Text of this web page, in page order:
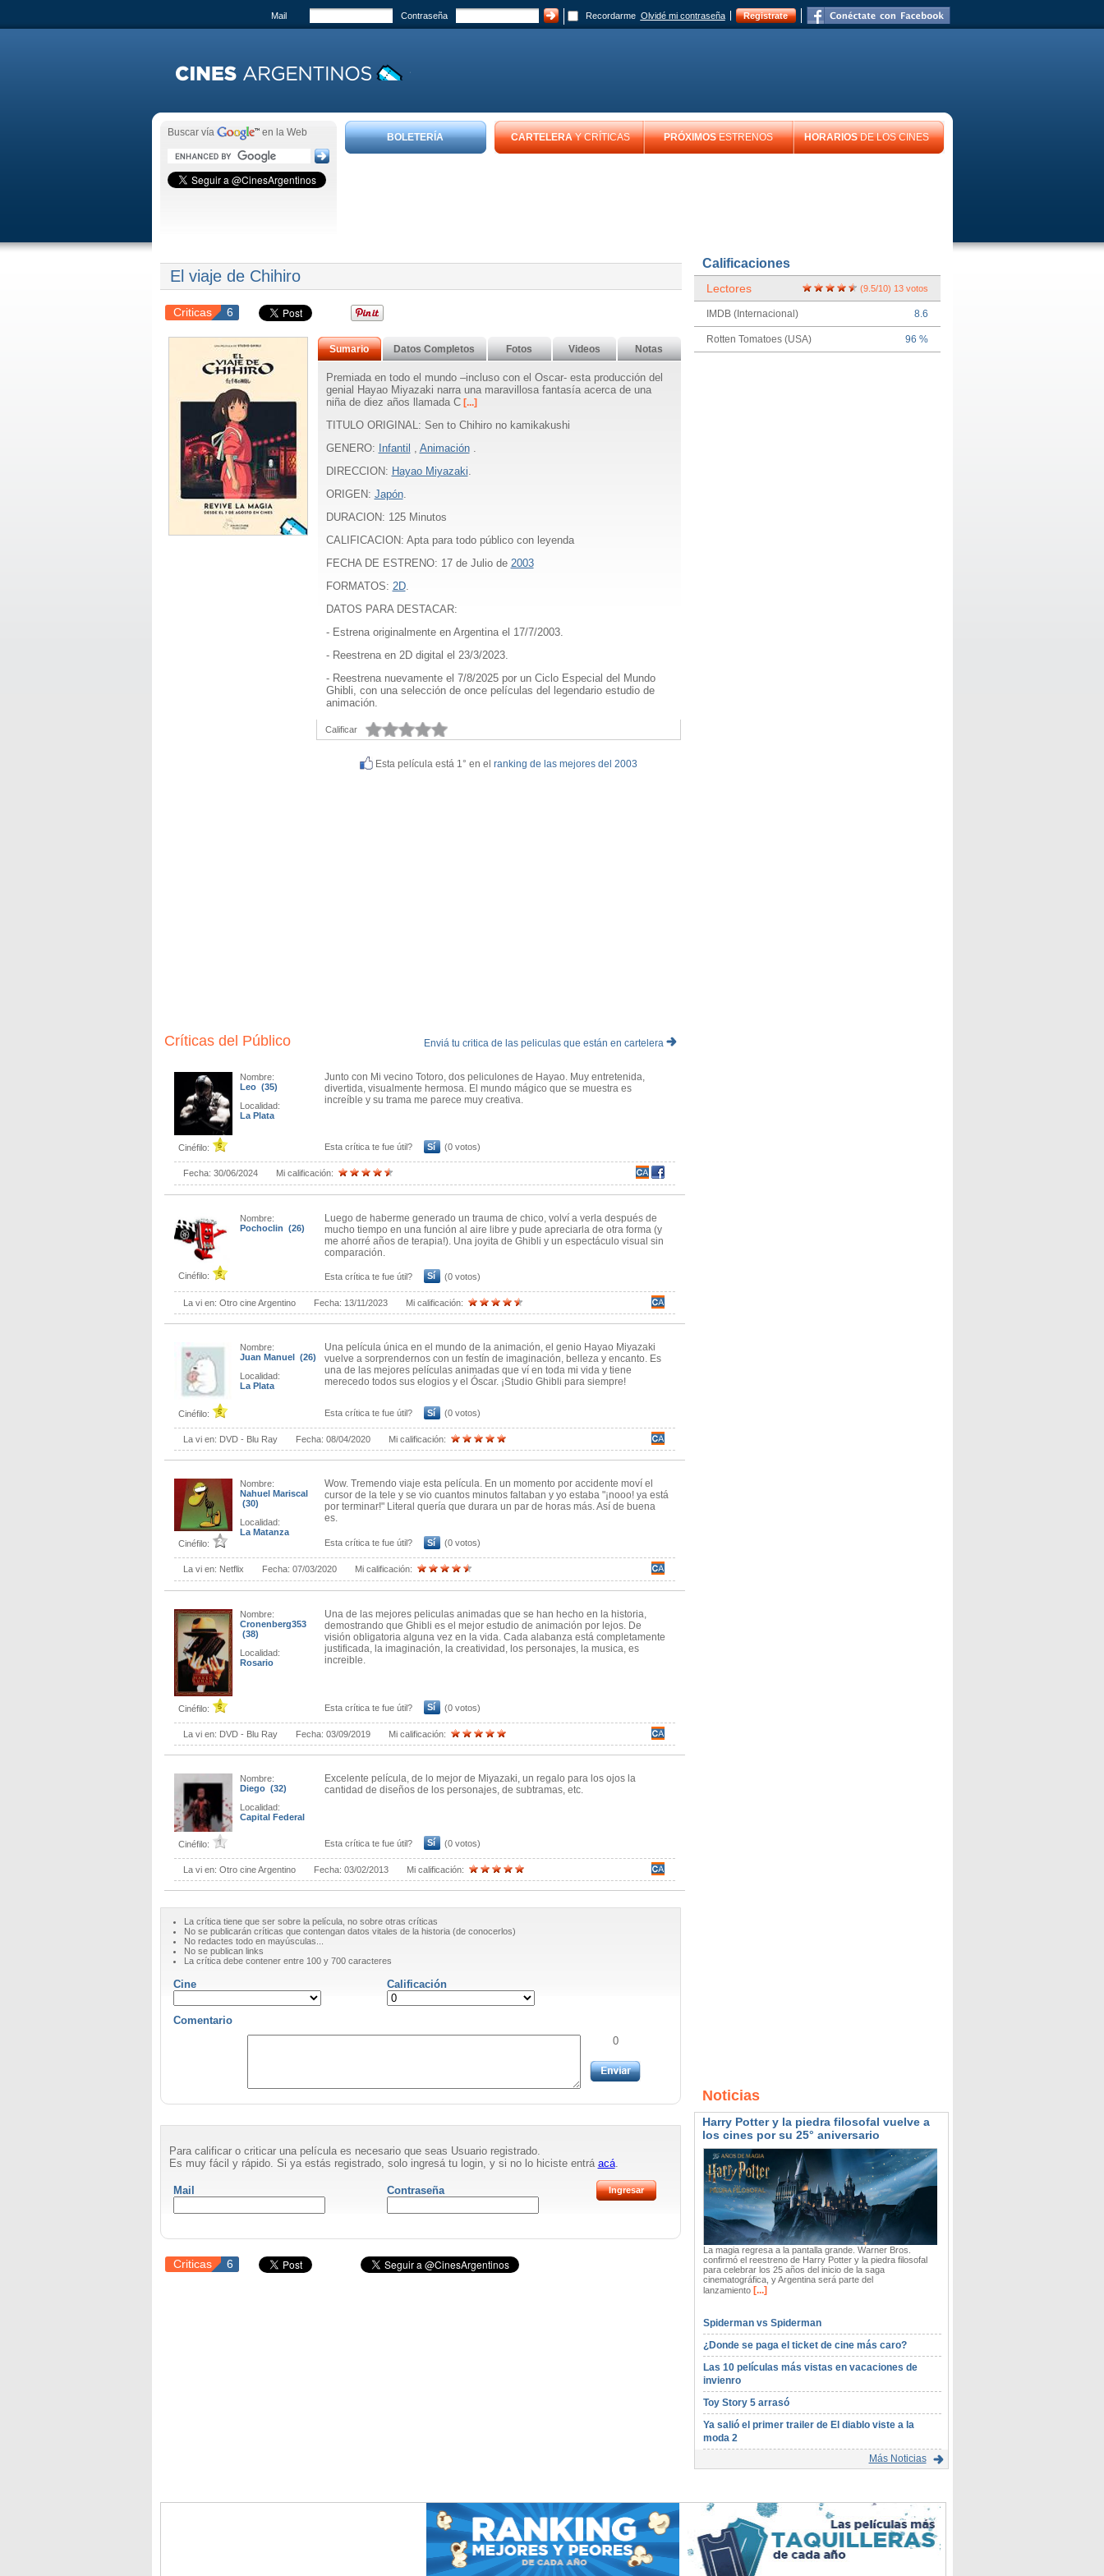
Mail Contraseña Recordarme Olvidé mi contraseña Registrate
Buscar vía en la Web BOLETERÍA CARTELERAY CRÍTICAS PRÓXIMOSESTRENOS HORARIOSDE LOS CINES
El viaje de Chihiro
Criticas 6
Sumario Datos Completos Fotos Videos Notas
Premiada en todo el mundo –incluso con el Oscar- esta producción del
genial Hayao Miyazaki narra una maravillosa fantasía acerca de una
niña de diez años llamada C[...]
TITULO ORIGINAL: Sen to Chihiro no kamikakushi
GENERO:
Infantil , Animación.
DIRECCION: Hayao Miyazaki.
ORIGEN: Japón.
DURACION: 125Minutos
CALIFICACION: Apta para todo público con leyenda
FECHA DE ESTRENO: 17 de Julio de 2003
FORMATOS: 2D.
DATOS PARA DESTACAR:
- Estrena originalmente en Argentina el 17/7/2003.
- Reestrena en 2D digital el 23/3/2023.
- Reestrena nuevamente el 7/8/2025 por un Ciclo Especial del Mundo
Ghibli, con una selección de once películas del legendario estudio de
animación.
Calificar
Esta película está 1° en el ranking de las mejores del 2003
Enviá tu critica de las peliculas que están en cartelera
Críticas del Público
Cinéfilo:
Nombre:
Leo (35)
Localidad:
La Plata
Junto con Mi vecino Totoro, dos peliculones de Hayao. Muy entretenida,
divertida, visualmente hermosa. El mundo mágico que se muestra es
increíble y su trama me parece muy creativa.
Esta crítica te fue útil? Sí (0 votos)
Fecha:30/06/2024 Mi calificación:
Cinéfilo:
Nombre:
Pochoclin (26)
Luego de haberme generado un trauma de chico, volví a verla después de
mucho tiempo en una función al aire libre y pude apreciarla de otra forma (y
me ahorré años de terapia!). Una joyita de Ghibli y un espectáculo visual sin
comparación.
Esta crítica te fue útil? Sí (0 votos)
La vi en:Otro cine Argentino Fecha: 13/11/2023 Mi calificación:
Cinéfilo:
Nombre:
Juan Manuel (26)
Localidad:
La Plata
Una película única en el mundo de la animación, el genio Hayao Miyazaki
vuelve a sorprendernos con un festín de imaginación, belleza y encanto. Es
una de las mejores películas animadas que ví en toda mi vida y tiene
merecedo todos sus elogios y el Óscar. ¡Studio Ghibli para siempre!
Esta crítica te fue útil? Sí (0 votos)
La vi en: DVD - Blu Ray Fecha:08/04/2020 Mi calificación:
Cinéfilo:
Nombre:
Nahuel Mariscal
(30)
Localidad:
La Matanza
Wow. Tremendo viaje esta película. En un momento por accidente moví el
cursor de la tele y se vio cuantos minutos faltaban y yo estaba "¡nooo! ya está
por terminar!" Literal quería que durara un par de horas más. Así de buena
es.
Esta crítica te fue útil? Sí (0 votos)
La vi en: Netflix Fecha:07/03/2020 Mi calificación:
Cinéfilo:
Nombre:
Cronenberg353
(38)
Localidad:
Rosario
Una de las mejores peliculas animadas que se han hecho en la historia,
demostrando que Ghibli es el mejor estudio de animación por lejos. De
visión obligatoria alguna vez en la vida. Cada alabanza está completamente
justificada, la imaginación, la creatividad, los personajes, la musica, es
increible.
Esta crítica te fue útil? Sí (0 votos)
La vi en: DVD - Blu Ray Fecha:03/09/2019 Mi calificación:
Cinéfilo:
Nombre:
Diego (32)
Localidad:
Capital Federal
Excelente película, de lo mejor de Miyazaki, un regalo para los ojos la
cantidad de diseños de los personajes, de subtramas, etc.
Esta crítica te fue útil? Sí (0 votos)
La vi en:Otro cine Argentino Fecha:03/02/2013 Mi calificación:
La crítica tiene que ser sobre la película, no sobre otras críticas
No se publicarán críticas que contengan datos vitales de la historia (de conocerlos)
No redactes todo en mayúsculas...
No se publican links
La crítica debe contener entre 100 y 700 caracteres
Cine Calificación
Comentario
0
Para calificar o criticar una película es necesario que seas Usuario registrado.
Es muy fácil y rápido. Si ya estás registrado, solo ingresá tu login, y si no lo hiciste entrá acá.
Mail Contraseña
Criticas 6
Calificaciones
Lectores (9.5/10) 13votos
IMDB (Internacional) 8.6
Rotten Tomatoes (USA) 96 %
Noticias
Harry Potter y la piedra filosofal vuelve a
los cines por su 25° aniversario
La magia regresa a la pantalla grande. Warner Bros.
confirmó el reestreno de Harry Potter y la piedra filosofal
para celebrar los 25 años del inicio de la saga
cinematográfica, y Argentina será parte del
lanzamiento[...]
Spiderman vs Spiderman
¿Donde se paga el ticket de cine más caro?
Las 10 películas más vistas en vacaciones de
invienro
Toy Story 5 arrasó
Ya salió el primer trailer de El diablo viste a la
moda 2
Más Noticias